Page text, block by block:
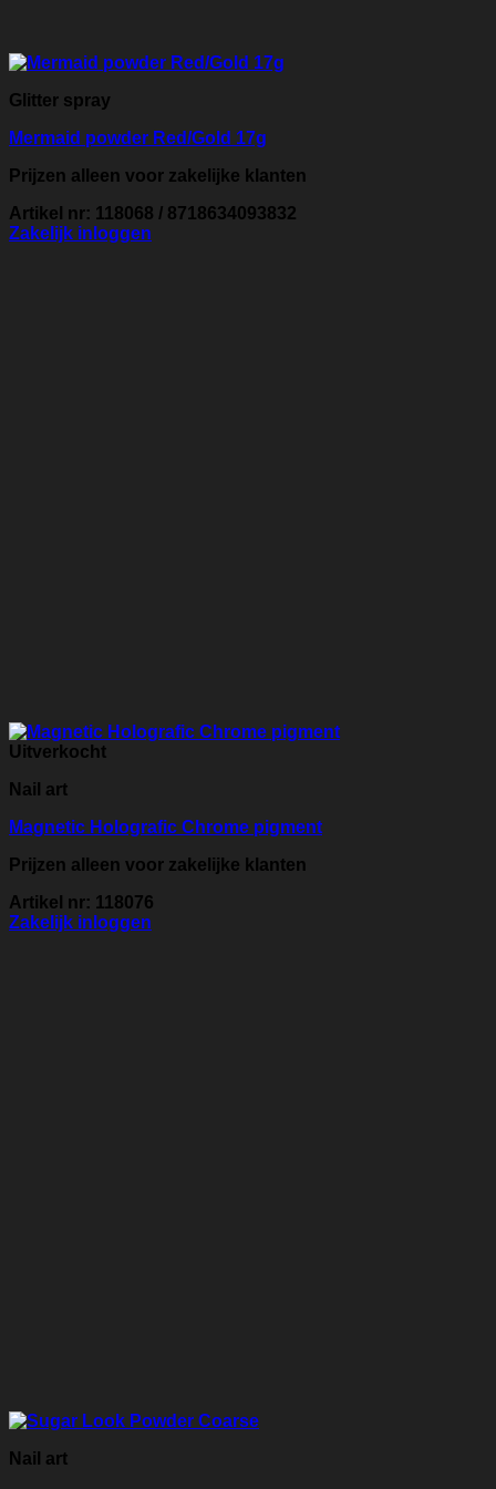
Glitter spray
Mermaid powder Red/Gold 17g
Prijzen alleen voor zakelijke klanten
Artikel nr: 118068 / 8718634093832
Zakelijk inloggen
Uitverkocht
Nail art
Magnetic Holografic Chrome pigment
Prijzen alleen voor zakelijke klanten
Artikel nr: 118076
Zakelijk inloggen
Nail art